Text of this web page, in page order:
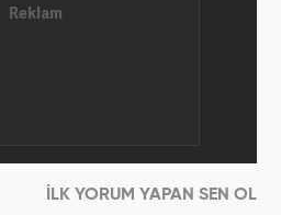
İLK YORUM YAPAN SEN OL